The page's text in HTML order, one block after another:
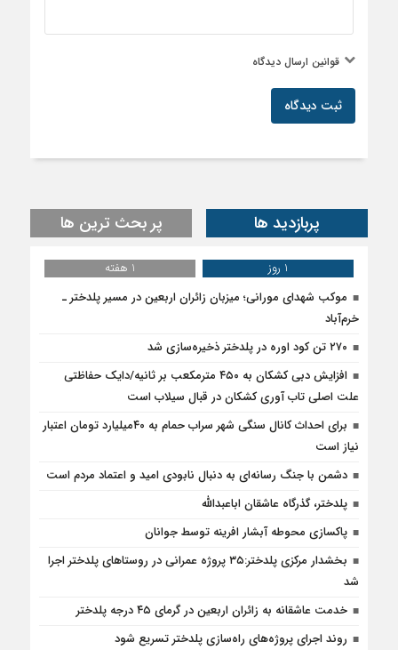
قوانین ارسال دیدگاه
ثبت دیدگاه
پربازدید ها پر بحث ترین ها
1 روز
1 هفته
موکب شهدای مورانی؛ میزبان زائران اربعین در مسیر پلدختر ـ
خرم‌آباد
۲۷۰ تن کود اوره در پلدختر ذخیره‌سازی شد
افزایش دبی کشکان به ۴۵۰ مترمکعب بر ثانیه/دایک حفاظتی
علت اصلی تاب آوری کشکان در قبال سیلاب است
برای احداث کانال سنگی شهر سراب حمام به ۴۰میلیارد تومان اعتبار
نیاز است
دشمن با جنگ رسانه‌ای به دنبال نابودی امید و اعتماد مردم است
پلدختر، گذرگاه عاشقان اباعبدالله
پاکسازی محوطه آبشار افرینه توسط جوانان
بخشدار مرکزی پلدختر:۳۵ پروژه عمرانی در روستاهای پلدختر اجرا
شد
خدمت عاشقانه به زائران اربعین در گرمای ۴۵ درجه پلدختر
روند اجرای پروژه‌های راه‌سازی پلدختر تسریع شود